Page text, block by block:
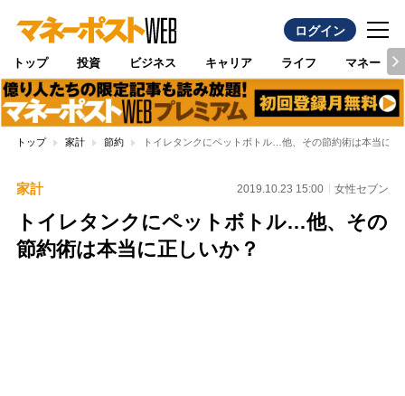
ログイン
トップ 投資 ビジネス キャリア ライフ マネー
トップ 家計 節約 トイレタンクにペットボトル…他、その節約術は本当に正
家計 2019.10.23 15:00 女性セブン
トイレタンクにペットボトル…他、その
節約術は本当に正しいか？